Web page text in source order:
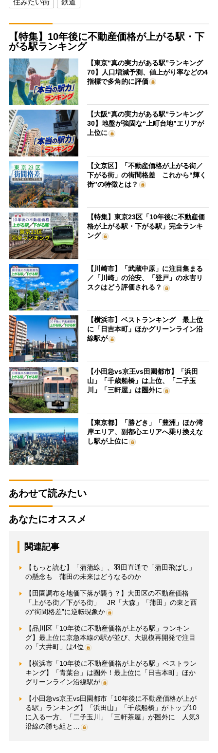
【特集】10年後に不動産価格が上がる駅・下
がる駅ランキング
【東京“真の実力がある駅”ランキング
70】人口増減予測、値上がり率などの4
指標で多角的に評価
【大阪“真の実力がある駅”ランキング
30】地盤が強固な“上町台地”エリアが
上位に
【文京区】「不動産価格が上がる街／
下がる街」の街間格差 これから“輝く
街”の特徴とは？
【特集】東京23区「10年後に不動産価
格が上がる駅・下がる駅」完全ランキ
ング
【川崎市】「武蔵中原」に注目集まる
／「川崎」の治安、「登戸」の水害リ
スクはどう評価される？
【横浜市】ベストランキング 最上位
に「日吉本町」ほかグリーンライン沿
線駅が
【小田急vs京王vs田園都市】「浜田
山」「千歳船橋」は上位、「二子玉
川」「三軒屋」は圏外に
【東京都】「勝どき」「豊洲」ほか湾
岸エリア、副都心エリアへ乗り換えな
し駅が上位に
あわせて読みたい
あなたにオススメ
関連記事
【もっと読む】「蒲蒲線」、羽田直通で「蒲田飛ばし」
の懸念も 蒲田の未来はどうなるのか
【田園調布を地価下落が襲う？】大田区の不動産価格
「上がる街／下がる街」 JR「大森」「蒲田」の東と西
の“街間格差”に逆転現象か
【品川区「10年後に不動産価格が上がる駅」ランキン
グ】最上位に京急本線の駅が並び、大規模再開発で注目
の「大井町」は4位
【横浜市「10年後に不動産価格が上がる駅」ベストラン
キング】「青葉台」は圏外！最上位に「日吉本町」ほか
グリーンライン沿線駅が
【小田急vs京王vs田園都市「10年後に不動産価格が上が
る駅」ランキング】「浜田山」「千歳船橋」がトップ10
に入る一方、「二子玉川」「三軒茶屋」が圏外に 人気3
沿線の勝ち組と…